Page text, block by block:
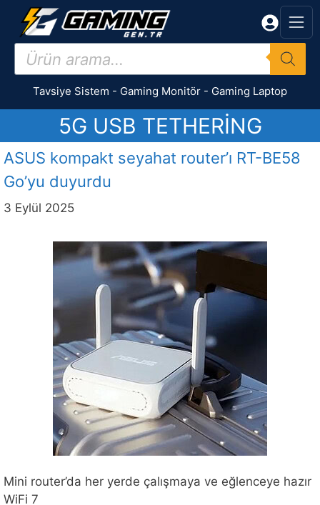
İçeriğe
Products
search
Tavsiye Sistem - Gaming Monitör - Gaming Laptop
5G USB TETHERING
ASUS kompakt seyahat router’ı RT-BE58
Go’yu duyurdu
3 Eylül 2025
Mini router’da her yerde çalışmaya ve eğlenceye hazır
WiFi 7